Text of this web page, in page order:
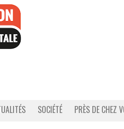
SOCIÉTÉ PRÈS DE CHEZ